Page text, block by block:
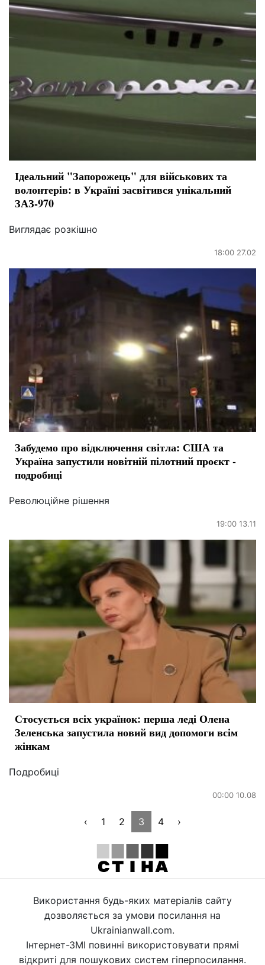
Ідеальний "Запорожець" для військових та
волонтерів: в Україні засвітився унікальний
ЗАЗ-970
Виглядає розкішно
18:00 27.02
Забудемо про відключення світла: США та
Україна запустили новітній пілотний проєкт -
подробиці
Революційне рішення
19:00 13.11
Стосується всіх українок: перша леді Олена
Зеленська запустила новий вид допомоги всім
жінкам
Подробиці
00:00 10.08
‹ 1 2 3 4 ›
Використання будь-яких матеріалів сайту
дозволяється за умови посилання на
Ukrainianwall.com.
Інтернет-ЗМІ повинні використовувати прямі
відкриті для пошукових систем гіперпосилання.